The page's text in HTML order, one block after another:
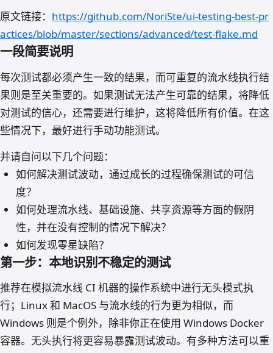
原文链接： https://github.com/NoriSte/ui-testing-best-pr
actices/blob/master/sections/advanced/test-flake.md
一段简要说明
每次测试都必须产生一致的结果，而可重复的流水线执行结
果则是至关重要的。如果测试无法产生可靠的结果，将降低
对测试的信心，还需要进行维护，这将降低所有价值。在这
些情况下，最好进行手动功能测试。
并请自问以下几个问题：
如何解决测试波动，通过成长的过程确保测试的可信
度？
如何处理流水线、基础设施、共享资源等方面的假阴
性，并在没有控制的情况下解决？
如何发现零星缺陷？
第一步：本地识别不稳定的测试
推荐在模拟流水线 CI 机器的操作系统中进行无头模式执
行；Linux 和 MacOS 与流水线的行为更为相似，而
Windows 则是个例外，除非你正在使用 Windows Docker
容器。无头执行将更容易暴露测试波动。有多种方法可以重